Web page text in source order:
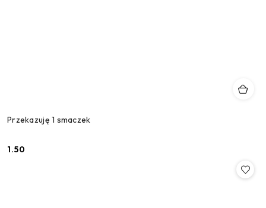
Przekazuję 1 smaczek
Cena:
1.50